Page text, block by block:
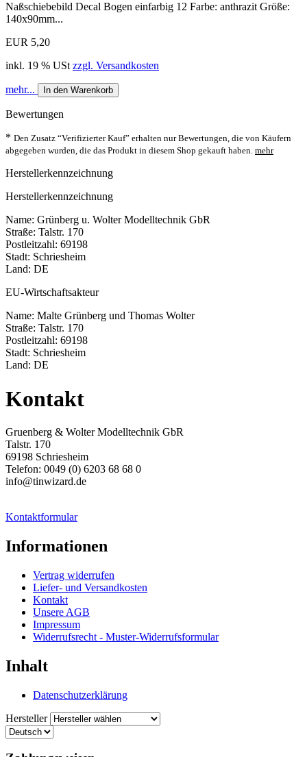
Naßschiebebild Decal Bogen einfarbig 12 Farbe: anthrazit Größe:
140x90mm...
EUR 5,20
inkl. 19 % USt zzgl. Versandkosten
mehr... In den Warenkorb
Bewertungen
* Den Zusatz “Verifizierter Kauf” erhalten nur Bewertungen, die von Käufern
abgegeben wurden, die das Produkt in diesem Shop gekauft haben. mehr
Herstellerkennzeichnung
Herstellerkennzeichnung
Name: Grünberg u. Wolter Modelltechnik GbR
Straße: Talstr. 170
Postleitzahl: 69198
Stadt: Schriesheim
Land: DE
EU-Wirtschaftsakteur
Name: Malte Grünberg und Thomas Wolter
Straße: Talstr. 170
Postleitzahl: 69198
Stadt: Schriesheim
Land: DE
Kontakt
Gruenberg & Wolter Modelltechnik GbR
Talstr. 170
69198 Schriesheim
Telefon: 0049 (0) 6203 68 68 0
info@tinwizard.de
Kontaktformular
Informationen
Vertrag widerrufen
Liefer- und Versandkosten
Kontakt
Unsere AGB
Impressum
Widerrufsrecht - Muster-Widerrufsformular
Inhalt
Datenschutzerklärung
Hersteller